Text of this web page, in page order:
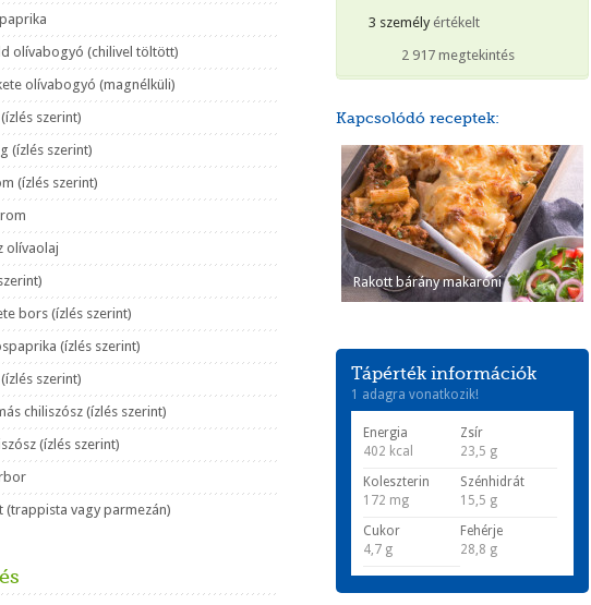
olívabogyó (chilivel töltött)
olívabogyó (magnélküli)
szerint)
(ízlés szerint)
(ízlés szerint)
olívaolaj
bors (ízlés szerint)
(ízlés szerint)
szerint)
chiliszósz (ízlés szerint)
(ízlés szerint)
(trappista vagy parmezán)
3 személyértékelt
2 917 megtekintés
Kapcsolódó receptek:
Rakott bárány makaróni
Tápérték információk
1 adagra vonatkozik!
Energia
402 kcal
Zsír
23,5 g
Koleszterin
172 mg
Szénhidrát
15,5 g
Cukor
4,7 g
Fehérje
28,8 g